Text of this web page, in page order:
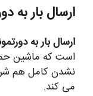
ارسال بار به
ارسال بار به
است که ماشین
نشدن کامل هم
می کند.